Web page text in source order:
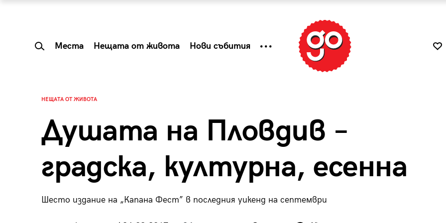
Места Нещата от живота Нови събития
НЕЩАТА ОТ ЖИВОТА
Душата на Пловдив –
градска, културна, есенна
Шесто издание на „Капана Фест” в последния уикенд на септември
Summer Prelude: как
Tender is the Wine – Какво